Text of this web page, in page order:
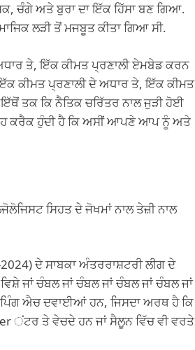
ਚੰਗੇ ਅਤੇ ਬੁਰਾ ਦਾ ਇੱਕ ਹਿੱਸਾ ਬਣ ਗਿਆ.
ਲੜੀ ਤੋਂ ਮਜਬੂਤ ਕੀਤਾ ਗਿਆ ਸੀ.
ਤੇ, ਇੱਕ ਕੀਮਤ ਪ੍ਰਣਾਲੀ ਏਮਬੇਡ ਕਰਨ
ਕੀਮਤ ਪ੍ਰਣਾਲੀ ਦੇ ਅਧਾਰ ਤੇ, ਇੱਕ ਕੀਮਤ
ਇੱਥੋਂ ਤਕ ਕਿ ਨੈਤਿਕ ਚਰਿੱਤਰ ਨਾਲ ਜੁੜੀ ਹੋਈ
ਕਰੈਕ ਹੁੰਦੀ ਹੈ ਕਿ ਅਸੀਂ ਆਪਣੇ ਆਪ ਨੂੰ ਅਤੇ
ਸਿਹਤ ਦੇ ਜੋਖਮਾਂ ਨਾਲ ਤੇਜ਼ੀ ਨਾਲ
ਦੇ ਸਾਬਕਾ ਅੰਤਰਰਾਸ਼ਟਰੀ ਲੀਗ ਦੇ
ਜਾਂ ਚੰਬਲ ਜਾਂ ਚੰਬਲ ਜਾਂ ਚੰਬਲ ਜਾਂ ਚੰਬਲ ਜਾਂ
ਐਚ ਦਵਾਈਆਂ ਹਨ, ਜਿਸਦਾ ਅਰਥ ਹੈ ਕਿ
ਂਟਰ ਤੇ ਵੇਚਦੇ ਹਨ ਜਾਂ ਸੈਲੂਨ ਵਿੱਚ ਵੀ ਵਰਤੇ